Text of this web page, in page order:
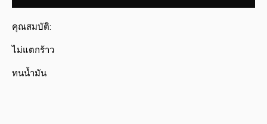
คุณสมบัติ:
ไม่แตกร้าว
ทนน้ำมัน